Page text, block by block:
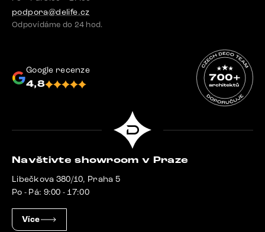
podpora@delife.cz
Odpovídáme do 24 hod.
Google recenze
4,8
Navštivte showroom v Praze
Libečkova 380/10, Praha 5
Po - Pá: 9:00 - 17:00
Více